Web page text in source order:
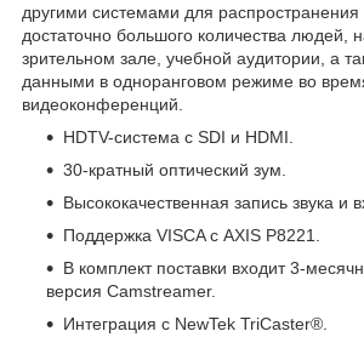
другими системами для
достаточно большого количества людей,
зрительном зале, учебной аудитории, а
данными в одноранговом режиме во
видеоконференций.
HDTV-система с SDI и HDMI.
30-кратный оптический зум.
Высококачественная запись звука и
Поддержка VISCA с AXIS P8221.
В комплект поставки входит 3-
версия Camstreamer.
Интеграция с NewTek